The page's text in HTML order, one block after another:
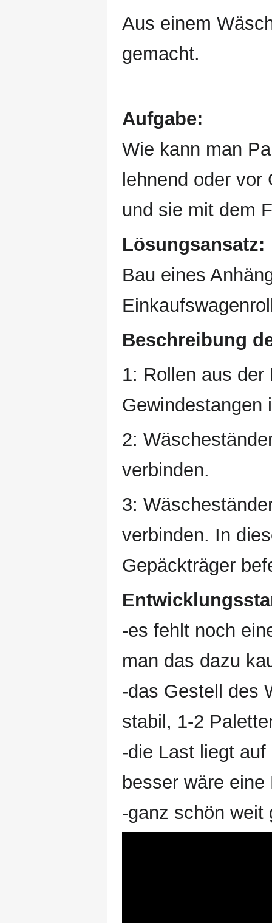
Aus einem
gemacht.
Aufgabe:
Wie kann man
lehnend oder vor
und sie mit dem
Lösungsansatz:
Bau eines
Beschreibung
1: Rollen aus der
Gewindestangen
2:
verbinden.
3:
verbinden. In
Gepäckträger
-es fehlt noch
man das dazu
-das Gestell des
stabil, 1-2
-die Last liegt
besser wäre
-ganz schön weit